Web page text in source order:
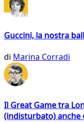
Guccini, la nostra
di Marina Corradi
Il Great Game tra
(indisturbato) anche